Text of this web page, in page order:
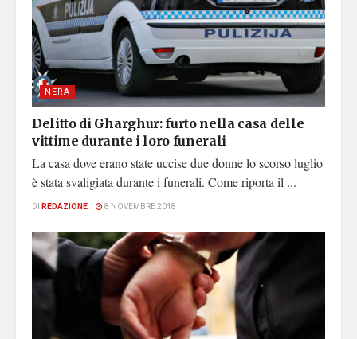
NERA
Delitto di Gharghur: furto nella casa delle
vittime durante i loro funerali
La casa dove erano state uccise due donne lo scorso luglio
è stata svaligiata durante i funerali. Come riporta il ...
DI REDAZIONE 8 NOVEMBRE 2018